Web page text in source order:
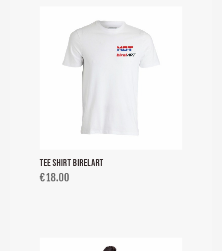
TEE SHIRT BIRELART
€18.00